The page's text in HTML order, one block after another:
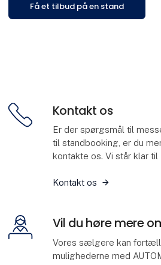
Få et tilbud på en stand
Kontakt os
Er der spørgsmål til
til standbooking, er du
kontakte os. Vi står klar
Kontakt os
Vil du høre mere
Vores sælgere kan
mulighederne med